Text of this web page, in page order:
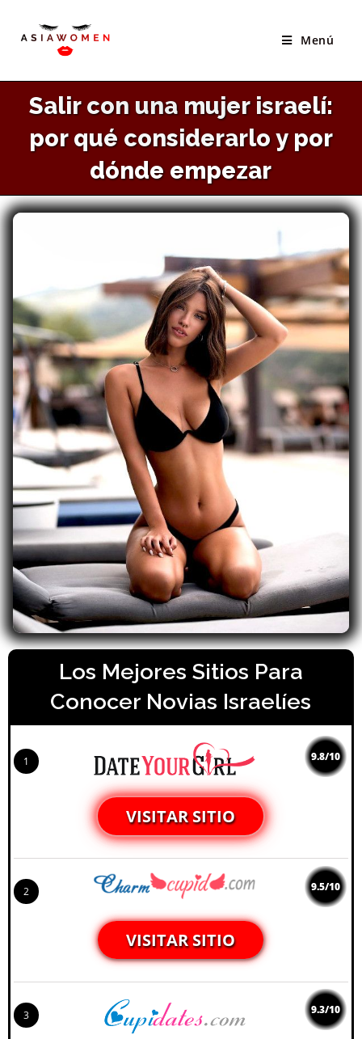
Menú
Salir con una mujer israelí:
por qué considerarlo y por
dónde empezar
Los Mejores Sitios Para
Conocer Novias Israelíes
1 9.8/10
VISITAR SITIO
2 9.5/10
VISITAR SITIO
3 9.3/10